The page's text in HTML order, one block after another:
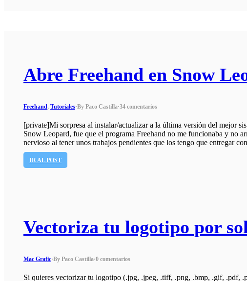
Abre Freehand en Snow
Freehand, Tutoriales·By Paco Castilla·34 comentarios
[private]Mi sorpresa al instalar/actualizar a la última versión del mejor
Snow Leopard, fue que el programa Freehand no me funcionaba y no
nervioso al tener unos trabajos pendientes que los tengo que entregar
IR AL POST
Vectoriza tu logotipo por
Mac Grafic·By Paco Castilla·0 comentarios
Si quieres vectorizar tu logotipo (.jpg, .jpeg, .tiff, .png, .bmp, .gif, .pdf,